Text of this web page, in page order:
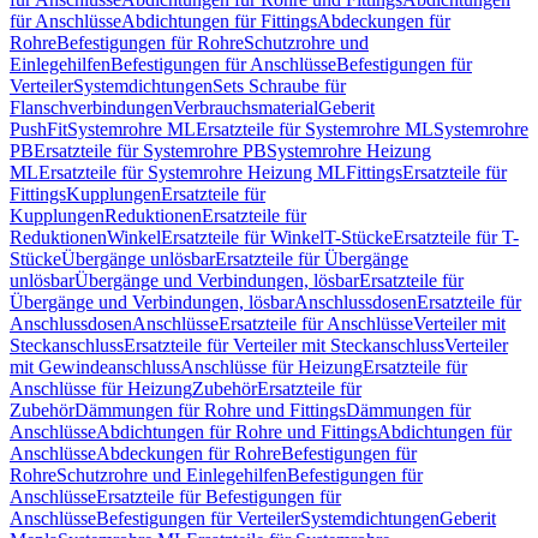
für AnschlüsseAbdichtungen für FittingsAbdeckungen für
RohreBefestigungen für RohreSchutzrohre und
EinlegehilfenBefestigungen für AnschlüsseBefestigungen für
VerteilerSystemdichtungenSets Schraube für
FlanschverbindungenVerbrauchsmaterialGeberit
PushFitSystemrohre MLErsatzteile für Systemrohre MLSystemrohre
PBErsatzteile für Systemrohre PBSystemrohre Heizung
MLErsatzteile für Systemrohre Heizung MLFittingsErsatzteile für
FittingsKupplungenErsatzteile für
KupplungenReduktionenErsatzteile für
ReduktionenWinkelErsatzteile für WinkelT-StückeErsatzteile für T-
StückeÜbergänge unlösbarErsatzteile für Übergänge
unlösbarÜbergänge und Verbindungen, lösbarErsatzteile für
Übergänge und Verbindungen, lösbarAnschlussdosenErsatzteile für
AnschlussdosenAnschlüsseErsatzteile für AnschlüsseVerteiler mit
SteckanschlussErsatzteile für Verteiler mit SteckanschlussVerteiler
mit GewindeanschlussAnschlüsse für HeizungErsatzteile für
Anschlüsse für HeizungZubehörErsatzteile für
ZubehörDämmungen für Rohre und FittingsDämmungen für
AnschlüsseAbdichtungen für Rohre und FittingsAbdichtungen für
AnschlüsseAbdeckungen für RohreBefestigungen für
RohreSchutzrohre und EinlegehilfenBefestigungen für
AnschlüsseErsatzteile für Befestigungen für
AnschlüsseBefestigungen für VerteilerSystemdichtungenGeberit